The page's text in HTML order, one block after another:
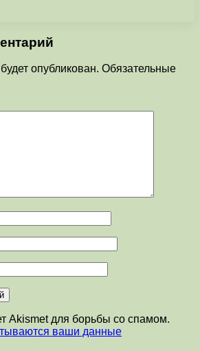
опубликован. Обязательные
Akismet для борьбы со спамом.
ваши данные